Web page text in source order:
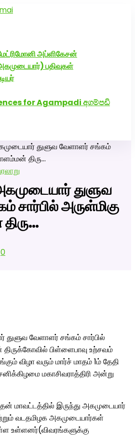
அப்ளிகேசன்
பதிவுகள்
for Agampadi අගම්පඩි
துளுவ வேளாளர் சங்கம்
திரு…
துளுவ
சார்பில் அருள்மிகு
0
துளுவ வேளாளர் சங்கம் சார்பில்
பிள்ளைபாவு உற்சவம்
விழா வரும் மார்ச் மாதம் 1ம் தேதி
மகாசிவராத்திரி அன்று
மாவட்டத்தில் இருந்து அகமுடையார்
வடதமிழக அகமுடையார்கள்
உள்ளனர்(விவரங்களுக்கு
வரன்களுக்கு அகமுடையார்மேட்ரி-